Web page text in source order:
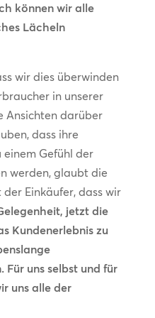
können wir alle
Lächeln
wir dies überwinden
in unserer
Ansichten darüber
dass ihre
einem Gefühl der
werden, glaubt die
Einkäufer, dass wir
jetzt die
Kundenerlebnis zu
Für uns selbst und für
uns alle der